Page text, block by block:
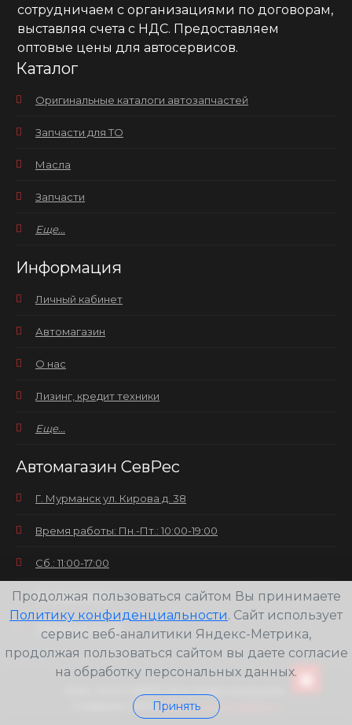
сотрудничаем с организациями по договорам,
выставляя счета с НДС. Предоставляем
оптовые цены для автосервисов.
Каталог
Оригинальные каталоги автозапчастей
Запчасти для ТО
Масла
Запчасти
Еще...
Информация
Личный кабинет
Автомагазин
О нас
Лизинг, кредит техники
Еще...
Автомагазин СевРес
Г. Мурманск ул. Кирова д. 38
Время работы: Пн.-Пт.: 10:00-19:00
Сб.: 11:00-17:00
Вс.: выходной
+7(8152) 25-30-58
Создание сайтаWeb-студия pixelate.ru
Продолжая пользоваться сайтом Вы принимаете
Политику конфиденциальности. Сайт использует
сервис веб-аналитики Яндекс-Метрика,
продолжая пользоваться сайтом вы даете согласие
на обработку персональных данных.
Принять